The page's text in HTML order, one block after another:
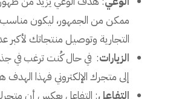
ممكن من الجمهور، ليكون
التجارية وتوصيل منتجاتك
الزيارات: في حال كُنت ترغب في
إلى متجرك الإلكتروني فهذا
التفاعل: التفاعل يعكس أن